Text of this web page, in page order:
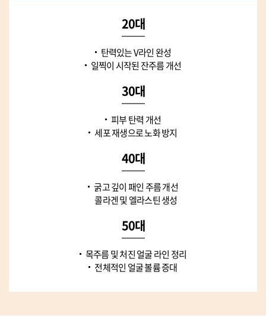
20대
탄력있는 V라인 완성
일찍이 시작된 잔주름 개선
30대
피부 탄력 개선
세포 재생으로 노화 방지
40대
굵고 깊이 패인 주름 개선
콜라겐 및 엘라스틴 생성
50대
목주름 및 처진 얼굴 라인 정리
전체적인 얼굴 볼륨 증대